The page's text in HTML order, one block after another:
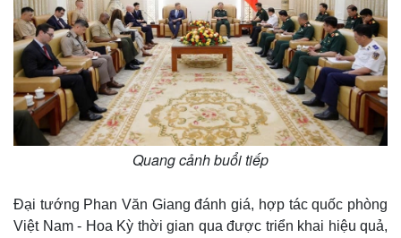
Quang cảnh buổi tiếp
Đại tướng Phan Văn Giang đánh giá, hợp tác quốc phòng
Việt Nam - Hoa Kỳ thời gian qua được triển khai hiệu quả,